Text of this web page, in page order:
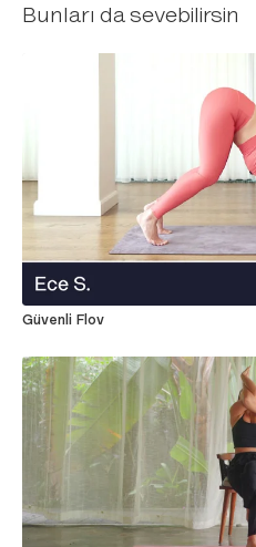
Bunları da sevebilirsin
Güvenli Flov